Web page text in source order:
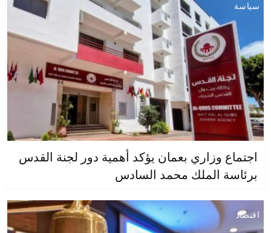
سياسة
اجتماع وزاري بعمان يؤكد أهمية دور لجنة القدس
برئاسة الملك محمد السادس
اقتصاد